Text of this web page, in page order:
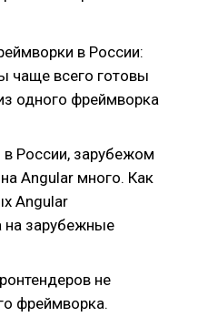
в России:
чаще всего готовы
одного фреймворка
России, зарубежом
Angular много. Как
Angular
на зарубежные
не
фреймворка.